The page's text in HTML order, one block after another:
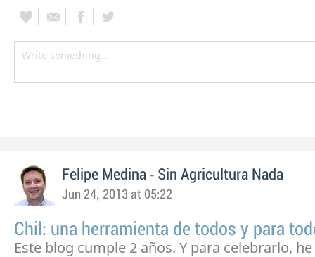
Felipe Medina - Sin Agricultura Nada
Jun 24, 2013 at 05:22
Chil: una herramienta de todos y para
Este blog cumple 2 años. Y para celebrarlo,